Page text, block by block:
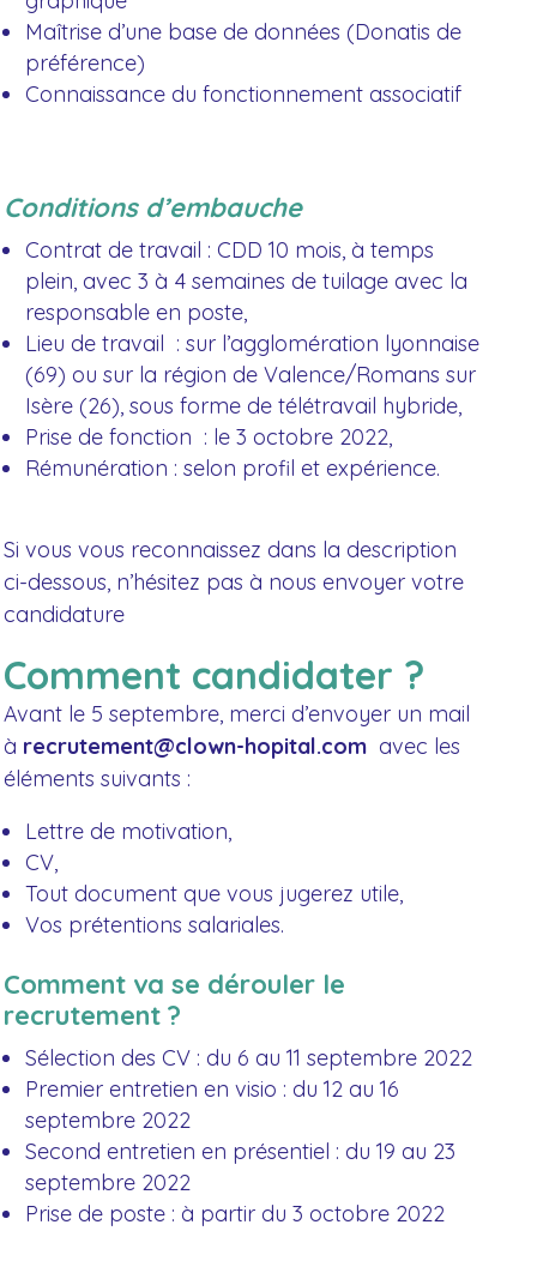
Maîtrise d’une base de données (Donatis de
préférence)
Connaissance du fonctionnement associatif
Conditions d’embauche
Contrat de travail : CDD 10 mois, à temps
plein, avec 3 à 4 semaines de tuilage avec la
responsable en poste,
Lieu de travail : sur l’agglomération lyonnaise
(69) ou sur la région de Valence/Romans sur
Isère (26), sous forme de télétravail hybride,
Prise de fonction : le 3 octobre 2022,
Rémunération : selon profil et expérience.
Si vous vous reconnaissez dans la description
ci-dessous, n’hésitez pas à nous envoyer votre
candidature
Comment candidater ?
Avant le 5 septembre, merci d’envoyer un mail
à recrutement@clown-hopital.com avec les
éléments suivants :
Lettre de motivation,
CV,
Tout document que vous jugerez utile,
Vos prétentions salariales.
Comment va se dérouler le
recrutement ?
Sélection des CV : du 6 au 11 septembre 2022
Premier entretien en visio : du 12 au 16
septembre 2022
Second entretien en présentiel : du 19 au 23
septembre 2022
Prise de poste : à partir du 3 octobre 2022